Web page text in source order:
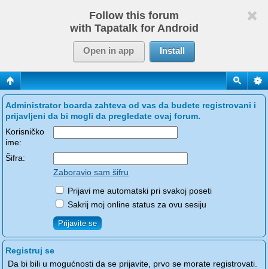
Follow this forum
with Tapatalk for Android
Open in app Install
Administrator boarda zahteva od vas da budete registrovani i
prijavljeni da bi mogli da pregledate ovaj forum.
Korisničko
ime:
Šifra:
Zaboravio sam šifru
Prijavi me automatski pri svakoj poseti
Sakrij moj online status za ovu sesiju
Registruj se
Da bi bili u mogućnosti da se prijavite, prvo se morate registrovati.